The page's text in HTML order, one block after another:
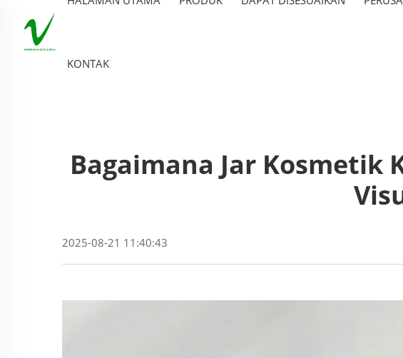
KONTAK
Bagaimana Jar
2025-08-21 11:40:43